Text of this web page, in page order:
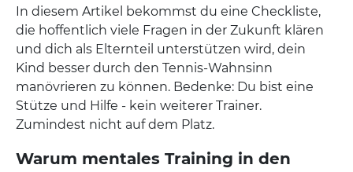
In diesem Artikel bekommst du eine Checkliste,
die hoffentlich viele Fragen in der Zukunft klären
und dich als Elternteil unterstützen wird, dein
Kind besser durch den Tennis-Wahnsinn
manövrieren zu können. Bedenke: Du bist eine
Stütze und Hilfe - kein weiterer Trainer.
Zumindest nicht auf dem Platz.
Warum mentales Training in den